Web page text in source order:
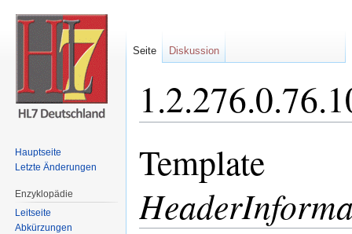
Template
Seite Diskussion
Hauptseite
Letzte Änderungen
Enzyklopädie
Leitseite
Abkürzungen